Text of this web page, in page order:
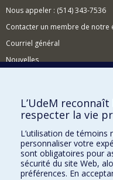
Nous appeler : (514) 343-7536
Contacter un membre de notre
Courriel général
Nouvelles
Comment soutenir le
BESOIN D'AIDE?
Plan du site
Signaler une erreur
Accessibilité
L’UdeM
respecter la vie
L’utilisation de témoins
personnaliser votre
sont obligatoires pour
sécurité du site Web,
préférences. En